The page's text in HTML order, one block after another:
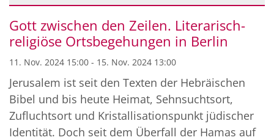
Datum: 11. November 2024
Gott zwischen den Zeilen. Literarisch-
religiöse Ortsbegehungen in Berlin
11. Nov. 2024 15:00 - 15. Nov. 2024 13:00
Jerusalem ist seit den Texten der Hebräischen
Bibel und bis heute Heimat, Sehnsuchtsort,
Zufluchtsort und Kristallisationspunkt jüdischer
Identität. Doch seit dem Überfall der Hamas auf